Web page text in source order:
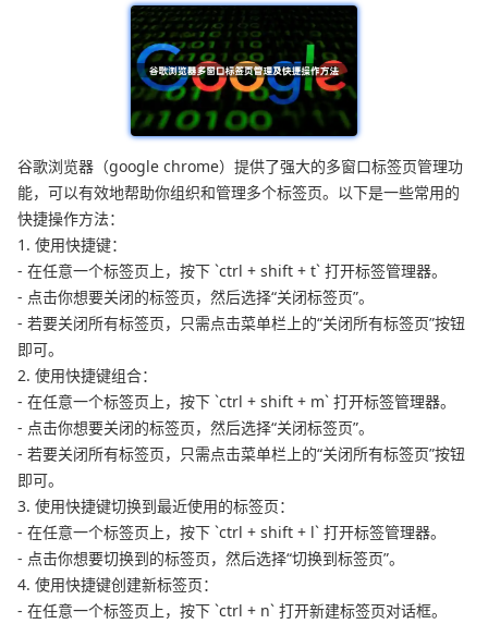
谷歌浏览器（google chrome）提供了强大的多窗口标签页管理功
能，可以有效地帮助你组织和管理多个标签页。以下是一些常用的
快捷操作方法：
1. 使用快捷键：
- 在任意一个标签页上，按下 `ctrl + shift + t` 打开标签管理器。
- 点击你想要关闭的标签页，然后选择“关闭标签页”。
- 若要关闭所有标签页，只需点击菜单栏上的“关闭所有标签页”按钮
即可。
2. 使用快捷键组合：
- 在任意一个标签页上，按下 `ctrl + shift + m` 打开标签管理器。
- 点击你想要关闭的标签页，然后选择“关闭标签页”。
- 若要关闭所有标签页，只需点击菜单栏上的“关闭所有标签页”按钮
即可。
3. 使用快捷键切换到最近使用的标签页：
- 在任意一个标签页上，按下 `ctrl + shift + l` 打开标签管理器。
- 点击你想要切换到的标签页，然后选择“切换到标签页”。
4. 使用快捷键创建新标签页：
- 在任意一个标签页上，按下 `ctrl + n` 打开新建标签页对话框。